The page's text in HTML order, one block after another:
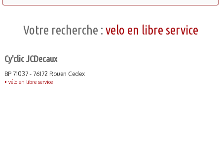
Votre recherche : velo en libre service
Cy'clic JCDecaux
BP 71037 - 76172 Rouen Cedex
• vélo en libre service